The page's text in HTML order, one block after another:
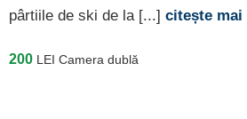
pârtiile de ski de la [...] citește mai
200 LEI Camera dublă